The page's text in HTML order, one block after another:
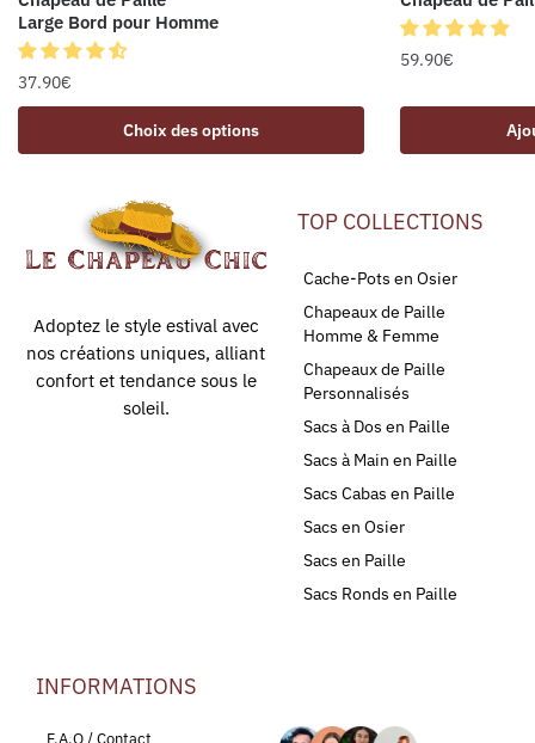
Large Bord pour Homme
37.90€
Choix des options
59.90€
Adoptez le style estival avec
nos créations uniques, alliant
confort et tendance sous le
soleil.
TOP COLLECTIONS
Cache-Pots en Osier
Chapeaux de Paille
Homme & Femme
Chapeaux de Paille
Personnalisés
Sacs à Dos en Paille
Sacs à Main en Paille
Sacs Cabas en Paille
Sacs en Osier
Sacs en Paille
Sacs Ronds en Paille
INFORMATIONS
F.A.Q / Contact